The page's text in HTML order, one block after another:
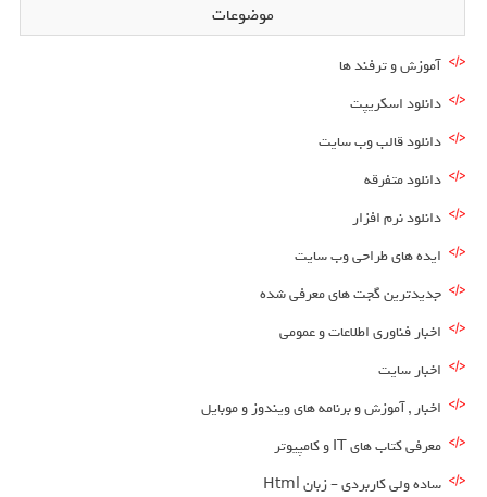
موضوعات
آموزش و ترفند ها
دانلود اسکریپت
دانلود قالب وب سایت
دانلود متفرقه
دانلود نرم افزار
ایده های طراحی وب سایت
جدیدترین گجت های معرفی شده
اخبار فناوری اطلاعات و عمومی
اخبار سایت
اخبار , آموزش و برنامه های ویندوز و موبایل
معرفی کتاب های IT و کامپیوتر
ساده ولی کاربردی – زبان Html